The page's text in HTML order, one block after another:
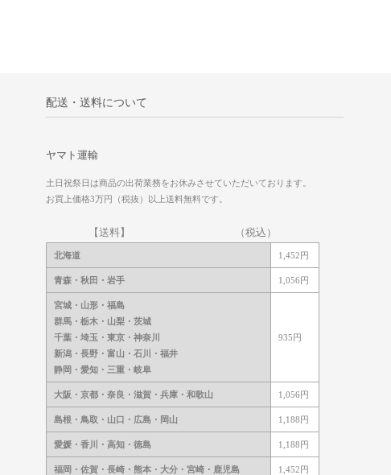
配送・送料について
ヤマト運輸
土日祝祭日は商品の出荷業務をお休みさせていただいております。
お買上価格3万円（税抜）以上送料無料です。
【送料】 （税込）
北海道 1,452円
青森・秋田・岩手 1,056円
宮城・山形・福島
群馬・栃木・山梨・茨城
千葉・埼玉・東京・神奈川
新潟・長野・富山・石川・福井
静岡・愛知・三重・岐阜
935円
大阪・京都・奈良・ 滋賀・兵庫・和歌山 1,056円
島根・鳥取・山口・広島・岡山 1,188円
愛媛・香川・高知・徳島 1,188円
福岡・佐賀・長崎・熊本・ 大分・宮崎・鹿児島 1,452円